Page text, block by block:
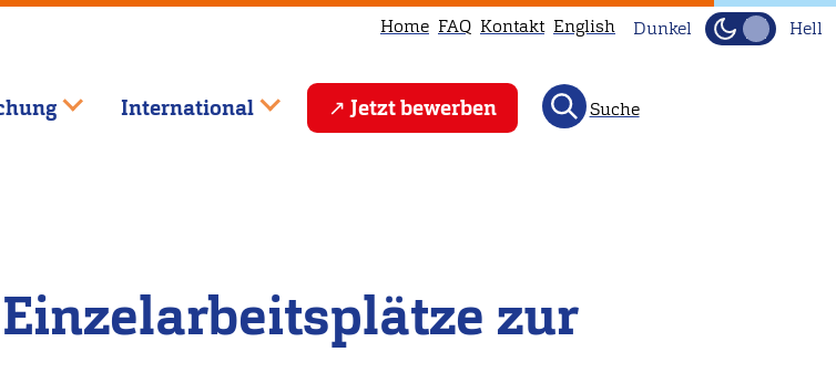
Home FAQ Kontakt English Dunkel Hell
International Jetzt bewerben Suche
zur